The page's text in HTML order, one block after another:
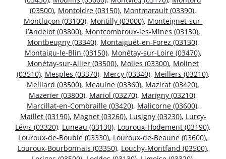
(03500), Montoldre (03150), Montmarault (03390),
Montluçon (03100), Montilly (03000), Monteignet-sur-
l’Andelot (03800), Montcombroux-les-Mines (03130),
Montbeugny (03340), Montaiguët-en-Forez (03130),
Montaigu-le-Blin (03150), Monétay-sur-Loire (03470),
Monétay-sur-Allier (03500), Molles (03300), Molinet
(03510), Mesples (03370), Mercy (03340), Meillers (03210),
Meillard (03500), Meaulne (03360), Mazirat (03420),
Mazerier (03800), Mariol (03270), Marigny (03210),
Marcillat-en-Combraille (03420), Malicorne (03600),
Maillet (03190), Magnet (03260), Lusigny (03230), Lurcy-
Lévis (03320), Luneau (03130), Louroux-Hodement (03190),
Louroux-de-Bouble (03330), Louroux-de-Beaune (03600),
Louroux-Bourbonnais (03350), Louchy-Montfand (03500),